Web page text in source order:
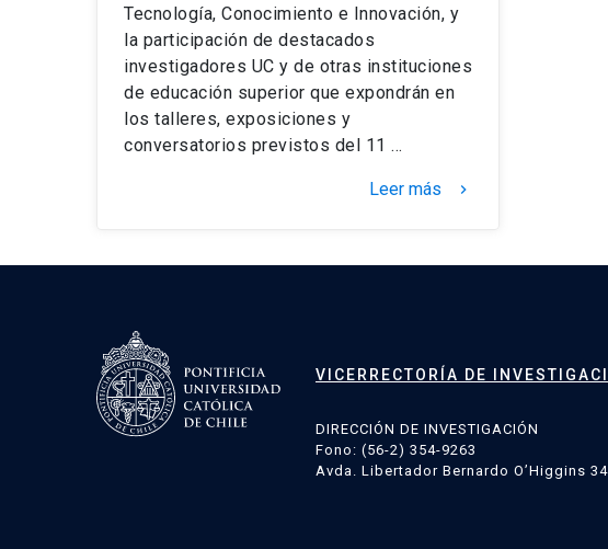
Tecnología, Conocimiento e Innovación, y
la participación de destacados
investigadores UC y de otras instituciones
de educación superior que expondrán en
los talleres, exposiciones y
conversatorios previstos del 11 …
Leer más keyboard_arrow_right
VICERRECTORÍA DE
DIRECCIÓN DE INVESTIGACIÓN
Fono: (56-2) 354-9263
Avda. Libertador Bernardo O’Higgins